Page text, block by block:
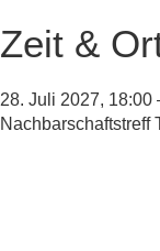
Zeit &
28. Juli 2027, 18:00
Nachbarschaftstreff